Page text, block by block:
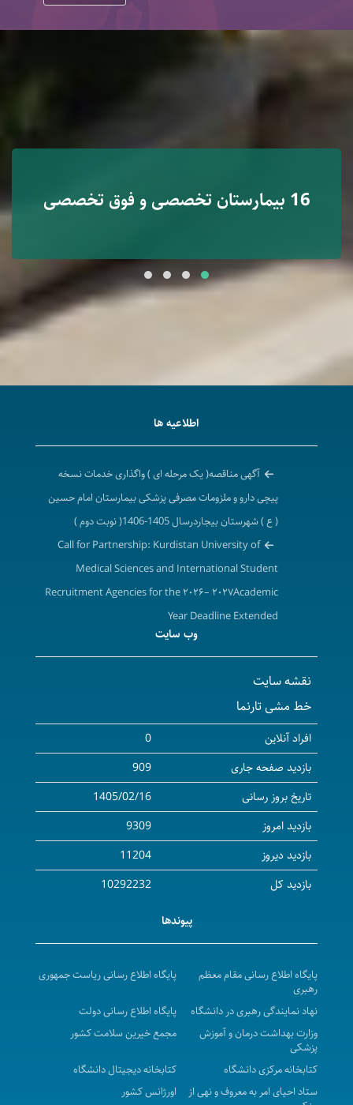
16 بیمارستان تخصصی و فوق تخصصی
اطلاعیه ها
آگهی مناقصه( یک مرحله ای ) واگذاری خدمات نسخه
پیچی دارو و ملزومات مصرفی پزشکی بیمارستان امام حسین
( ع ) شهرستان بیجاردرسال 1405-1406( نوبت دوم )
Call for Partnership: Kurdistan University of
Medical Sciences and International Student
Recruitment Agencies for the ۲۰۲۶– ۲۰۲۷Academic
Year Deadline Extended
تمدید فراخوان همکاری دانشگاه علوم پزشکی و خدمات
۲۰۲۷-۲۰۲۶ میلادی)
آگهی مزایده واگذاری محل داروخانه و ارائه خدمات دارویی
( بخش سرپایی ) بیمارستان امام حسین ( ع) شهرستان
بیجار
آگهی مناقصه عمومی( یک مرحله ای ) واگذاری امورات
نسخه پیچی و تحویل دارو به بخش های مرکزپزشکی،آموزشی
درمانی توحید در سال 1405
a Call for Collaboration to invite certified and
students for the academic year 2026- 2027
فراخوان دعوت به همکاری جهت پذیرش دانشجویان بین
الملل در سال تحصیلی 1405-1406
پزشکی ، آموزشی و درمانی کوثر در سال 1405-1406
آگهی استعلام بهاء واگذاری محل ساختمان مرکز دیالیز
سابق واقع درمرکز بهداشت شهرستان بیجار به بالاترین
قیمت پیشنهادی در سال 1405 - 1406
وب سایت
نقشه سایت
خط مشی تارنما
افراد آنلاین
0
بازدید صفحه جاری
909
تاریخ بروز رسانی
1405/02/16
بازدید امروز
9309
بازدید دیروز
11204
بازدید کل
10292232
پیوندها
پایگاه اطلاع رسانی مقام معظم
رهبری
پایگاه اطلاع رسانی ریاست جمهوری
نهاد نمایندگی رهبری در دانشگاه
پایگاه اطلاع رسانی دولت
وزارت بهداشت درمان و آموزش
پزشکی
مجمع خیرین سلامت کشور
کتابخانه مرکزی دانشگاه
کتابخانه دیجیتال دانشگاه
ستاد احیای امر به معروف و نهی از
اورژانس کشور